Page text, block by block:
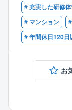
通知連絡業務
■会計マメジメ
務、予決算報
■建物/住環境
ックス、災害
■同社の魅力
同社は、経済
■営業経験者（
【歓迎】
■不動産業界（
■分譲マンシ
# 充実した研修
# マンション
# 年間休日120日
お